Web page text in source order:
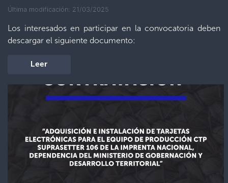
Última modificación: 21/03/2025
Los interesados en participar en la convocatoria deben
descargar el siguiente documento:
Leer